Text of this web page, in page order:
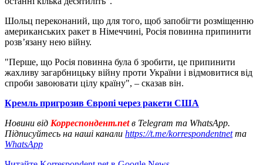
Шольц переконаний, що для того, щоб запобігти розміщенню
американських ракет в Німеччині, Росія повинна припинити
розв’язану нею війну.
"Перше, що Росія повинна була б зробити, це припинити
жахливу загарбницьку війну проти України і відмовитися від
спроби завоювати цілу країну", – сказав він.
Кремль пригрозив Європі через ракети США
Новини від Корреспондент.netв Telegram та WhatsApp.
Підписуйтесь на наші канали https://t.me/korrespondentnetта
WhatsApp